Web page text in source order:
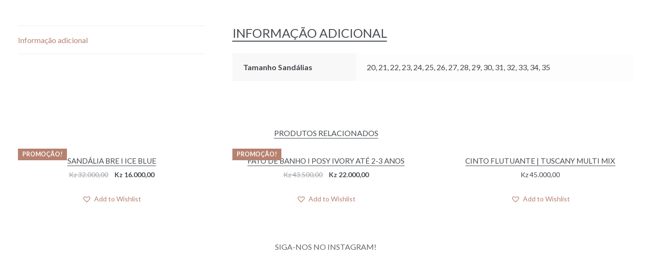
Informação adicional INFORMAÇÃO ADICIONAL
Tamanho Sandálias 20, 21, 22, 23, 24, 25, 26, 27, 28, 29, 30, 31, 32, 33, 34, 35
PRODUTOS RELACIONADOS
SANDÁLIA BRE I ICE BLUE
PROMOÇÃO!
Kz32.000,00
Original
was:
Kz 16.000,00Current
Add to Wishlist
FATO DE BANHO I POSY IVORY ATÉ 2-3 ANOS
PROMOÇÃO!
Kz43.500,00
Original
was:
Kz 22.000,00Current
Add to Wishlist
CINTO FLUTUANTE | TUSCANY MULTI MIX
Kz45.000,00
Add to Wishlist
SIGA-NOS NO INSTAGRAM!